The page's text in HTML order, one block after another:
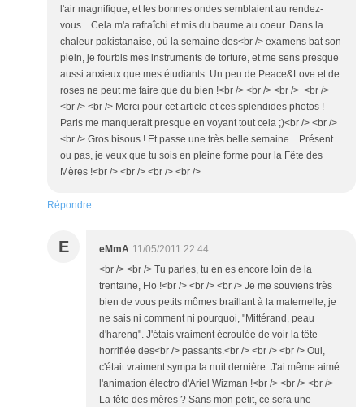
l'air magnifique, et les bonnes ondes semblaient au rendez-
vous... Cela m'a rafraîchi et mis du baume au coeur. Dans la
chaleur pakistanaise, où la semaine des<br /> examens bat son
plein, je fourbis mes instruments de torture, et me sens presque
aussi anxieux que mes étudiants. Un peu de Peace&Love et de
roses ne peut me faire que du bien !<br /> <br /> <br /> <br />
<br /> <br /> Merci pour cet article et ces splendides photos !
Paris me manquerait presque en voyant tout cela ;)<br /> <br />
<br /> Gros bisous ! Et passe une très belle semaine... Présent
ou pas, je veux que tu sois en pleine forme pour la Fête des
Mères !<br /> <br /> <br /> <br />
Répondre
E eMmA 11/05/2011 22:44
<br /> <br /> Tu parles, tu en es encore loin de la
trentaine, Flo !<br /> <br /> <br /> Je me souviens très
bien de vous petits mômes braillant à la maternelle, je
ne sais ni comment ni pourquoi, "Mittérand, peau
d'hareng". J'étais vraiment écroulée de voir la tête
horrifiée des<br /> passants.<br /> <br /> <br /> Oui,
c'était vraiment sympa la nuit dernière. J'ai même aimé
l'animation électro d'Ariel Wizman !<br /> <br /> <br />
La fête des mères ? Sans mon petit, ce sera une